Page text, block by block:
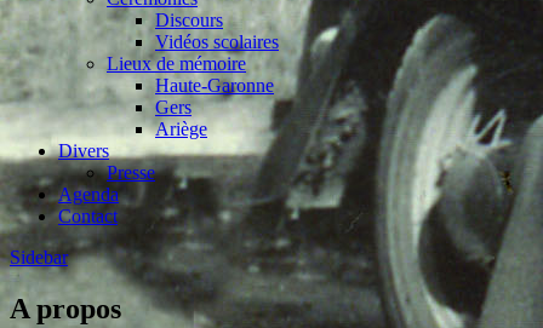
Discours
Vidéos scolaires
Lieux de mémoire
Haute-Garonne
Gers
Ariège
Divers
Presse
Agenda
Contact
Sidebar
A propos